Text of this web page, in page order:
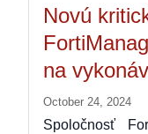
Novú
na
October 24, 2024
Spoločnosť